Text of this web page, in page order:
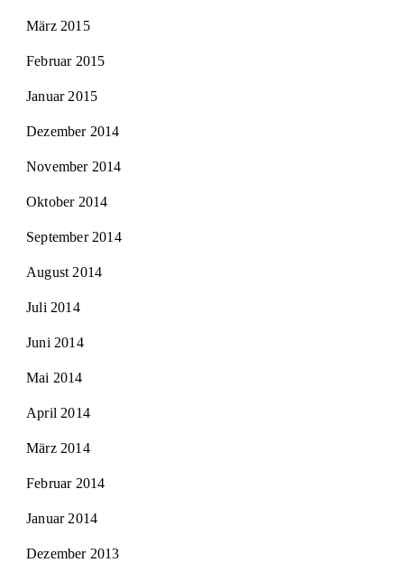
März 2015
Februar 2015
Januar 2015
Dezember 2014
November 2014
Oktober 2014
September 2014
August 2014
Juli 2014
Juni 2014
Mai 2014
April 2014
März 2014
Februar 2014
Januar 2014
Dezember 2013